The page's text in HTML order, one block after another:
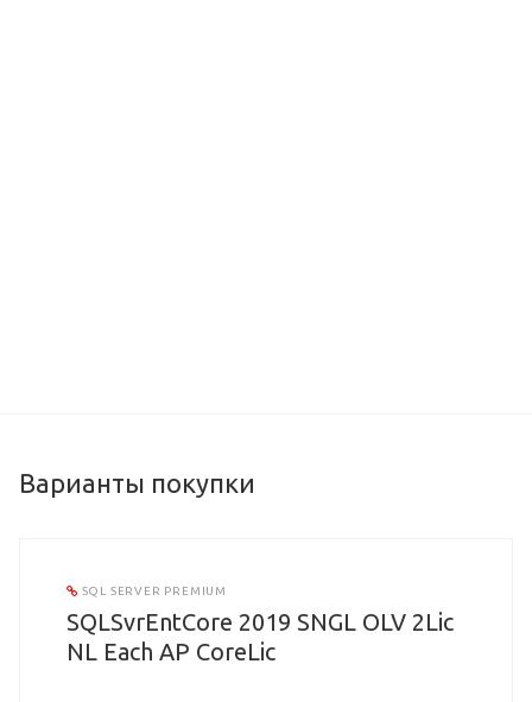
Варианты покупки
SQL SERVER PREMIUM
SQLSvrEntCore 2019 SNGL OLV 2Lic
NL Each AP CoreLic